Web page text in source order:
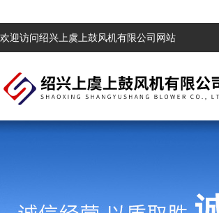
欢迎访问绍兴上虞上鼓风机有限公司网站